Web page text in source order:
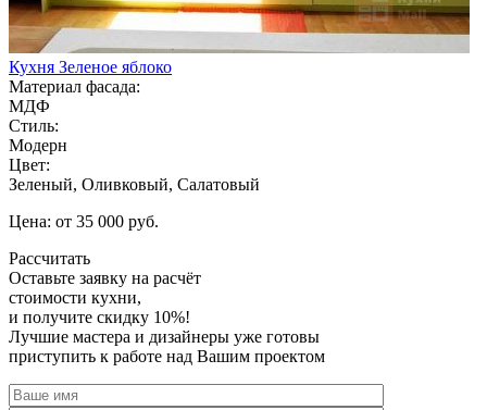
Кухня Зеленое яблоко
Материал фасада:
МДФ
Стиль:
Модерн
Цвет:
Зеленый, Оливковый, Салатовый
Цена: от 35 000 руб.
Рассчитать
Оставьте заявку на расчёт
стоимости кухни,
и получите скидку 10%!
Лучшие мастера и дизайнеры уже готовы
приступить к работе над Вашим проектом